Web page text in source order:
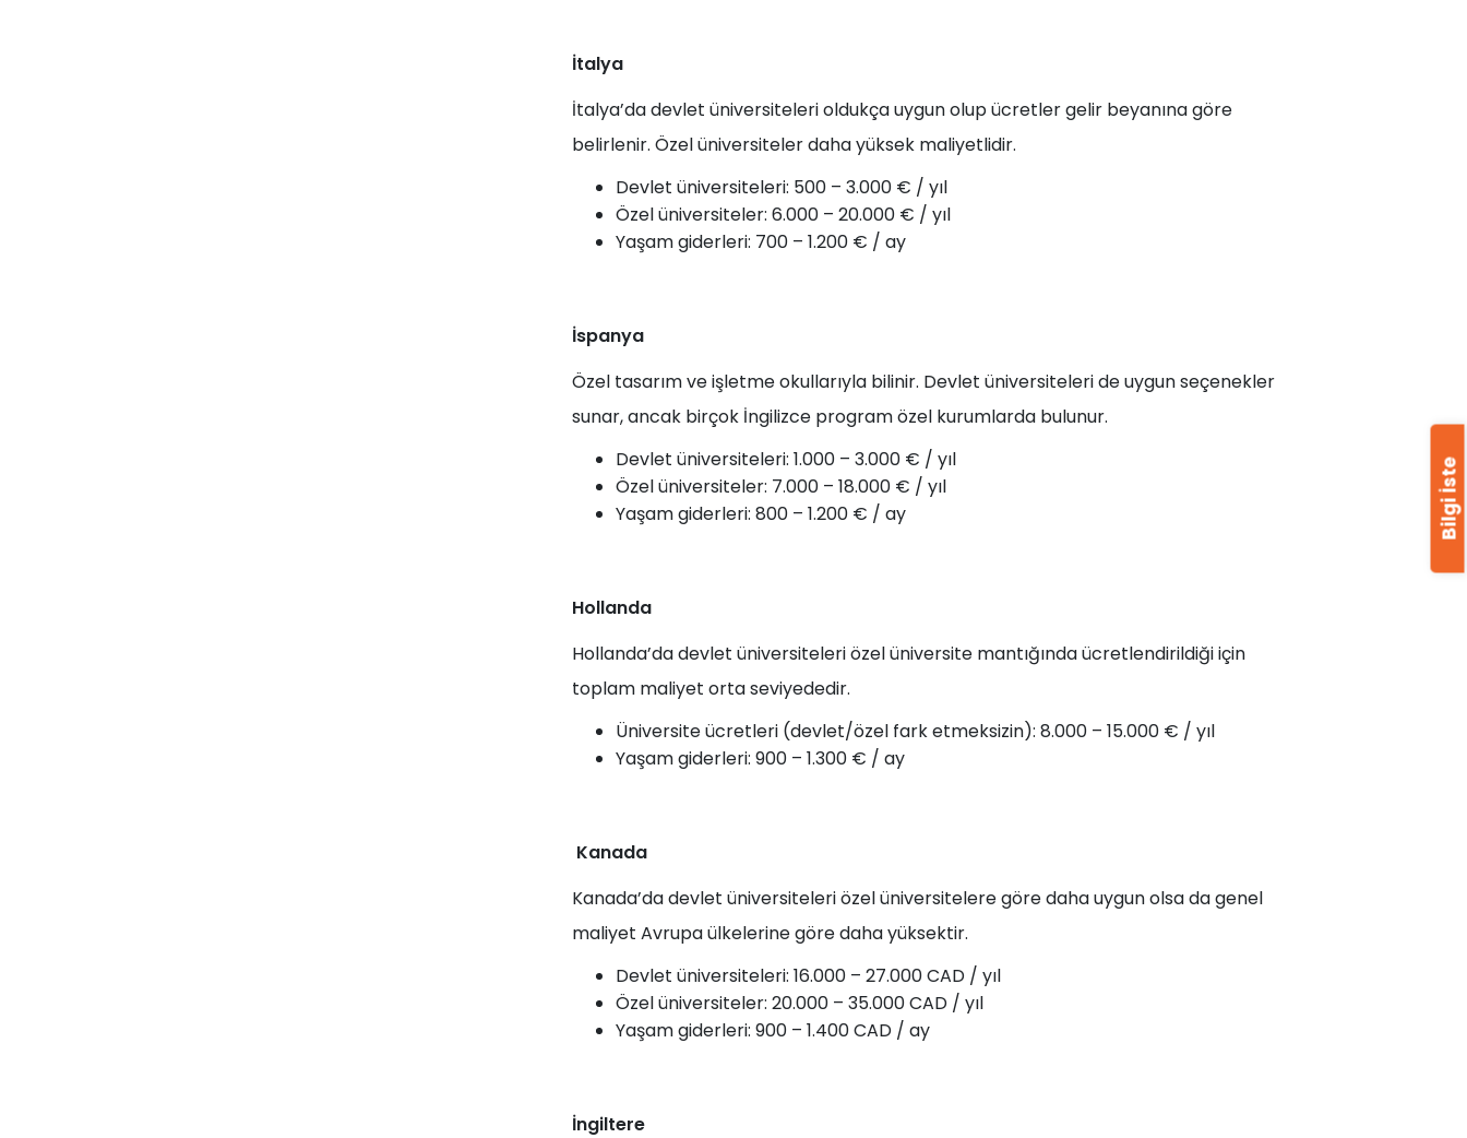
İtalya
İtalya’da devlet üniversiteleri oldukça uygun olup ücretler gelir beyanına göre
belirlenir. Özel üniversiteler daha yüksek maliyetlidir.
Devlet üniversiteleri: 500 – 3.000 € / yıl
Özel üniversiteler: 6.000 – 20.000 € / yıl
Yaşam giderleri: 700 – 1.200 € / ay
İspanya
Özel tasarım ve işletme okullarıyla bilinir. Devlet üniversiteleri de uygun seçenekler
sunar, ancak birçok İngilizce program özel kurumlarda bulunur.
Devlet üniversiteleri: 1.000 – 3.000 € / yıl
Özel üniversiteler: 7.000 – 18.000 € / yıl
Yaşam giderleri: 800 – 1.200 € / ay
Hollanda
Hollanda’da devlet üniversiteleri özel üniversite mantığında ücretlendirildiği için
toplam maliyet orta seviyededir.
Üniversite ücretleri (devlet/özel fark etmeksizin): 8.000 – 15.000 € / yıl
Yaşam giderleri: 900 – 1.300 € / ay
Kanada
Kanada’da devlet üniversiteleri özel üniversitelere göre daha uygun olsa da genel
maliyet Avrupa ülkelerine göre daha yüksektir.
Devlet üniversiteleri: 16.000 – 27.000 CAD / yıl
Özel üniversiteler: 20.000 – 35.000 CAD / yıl
Yaşam giderleri: 900 – 1.400 CAD / ay
İngiltere
Bilgi İste